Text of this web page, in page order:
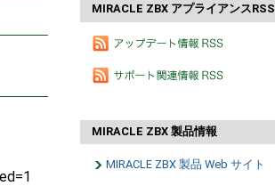
MIRACLE ZBX アプライアンスRSS
MIRACLE ZBX 製品情報
MIRACLE ZBX 製品 Web サイト